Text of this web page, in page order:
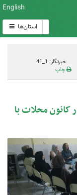
English
استان‌ها
خبرنگار: 1_41
چاپ
کانون محلات با